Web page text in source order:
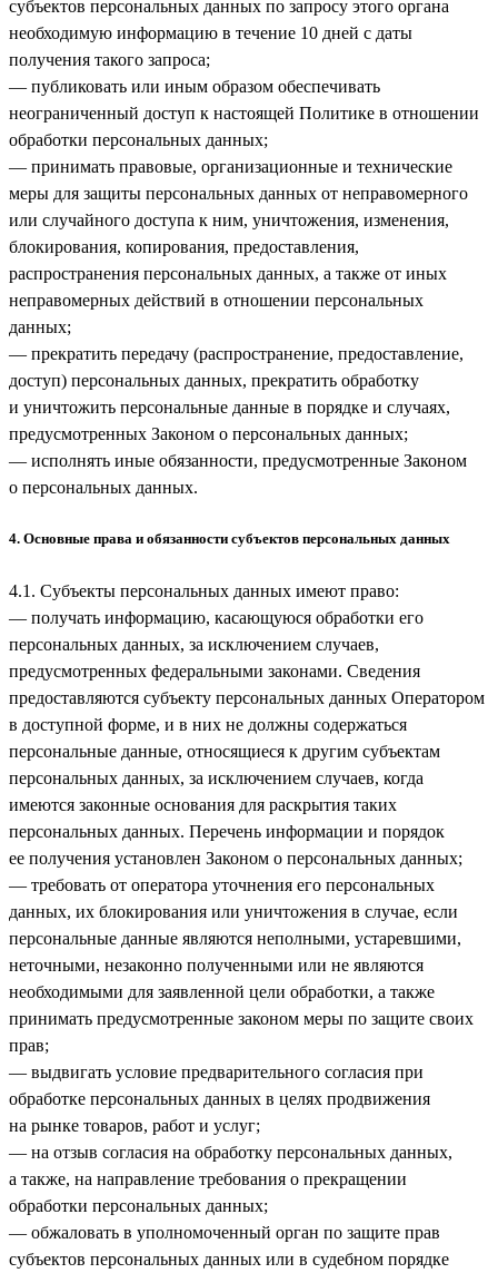
субъектов персональных данных по запросу этого органа
необходимую информацию в течение 10 дней с даты
получения такого запроса;
— публиковать или иным образом обеспечивать
неограниченный доступ к настоящей Политике в отношении
обработки персональных данных;
— принимать правовые, организационные и технические
меры для защиты персональных данных от неправомерного
или случайного доступа к ним, уничтожения, изменения,
блокирования, копирования, предоставления,
распространения персональных данных, а также от иных
неправомерных действий в отношении персональных
данных;
— прекратить передачу (распространение, предоставление,
доступ) персональных данных, прекратить обработку
и уничтожить персональные данные в порядке и случаях,
предусмотренных Законом о персональных данных;
— исполнять иные обязанности, предусмотренные Законом
о персональных данных.
4. Основные права и обязанности субъектов персональных данных
4.1. Субъекты персональных данных имеют право:
— получать информацию, касающуюся обработки его
персональных данных, за исключением случаев,
предусмотренных федеральными законами. Сведения
предоставляются субъекту персональных данных Оператором
в доступной форме, и в них не должны содержаться
персональные данные, относящиеся к другим субъектам
персональных данных, за исключением случаев, когда
имеются законные основания для раскрытия таких
персональных данных. Перечень информации и порядок
ее получения установлен Законом о персональных данных;
— требовать от оператора уточнения его персональных
данных, их блокирования или уничтожения в случае, если
персональные данные являются неполными, устаревшими,
неточными, незаконно полученными или не являются
необходимыми для заявленной цели обработки, а также
принимать предусмотренные законом меры по защите своих
прав;
— выдвигать условие предварительного согласия при
обработке персональных данных в целях продвижения
на рынке товаров, работ и услуг;
— на отзыв согласия на обработку персональных данных,
а также, на направление требования о прекращении
обработки персональных данных;
— обжаловать в уполномоченный орган по защите прав
субъектов персональных данных или в судебном порядке